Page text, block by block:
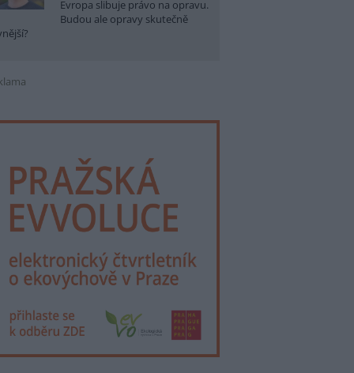
Evropa slibuje právo na opravu.
Budou ale opravy skutečně